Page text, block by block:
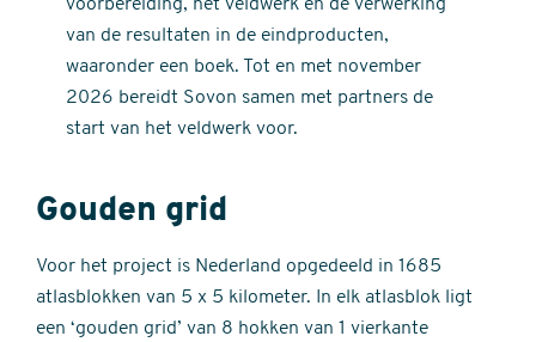
voorbereiding, het veldwerk en de verwerking
van de resultaten in de eindproducten,
waaronder een boek. Tot en met november
2026 bereidt Sovon samen met partners de
start van het veldwerk voor.
Gouden grid
Voor het project is Nederland opgedeeld in 1685
atlasblokken van 5 x 5 kilometer. In elk atlasblok ligt
een ‘gouden grid’ van 8 hokken van 1 vierkante